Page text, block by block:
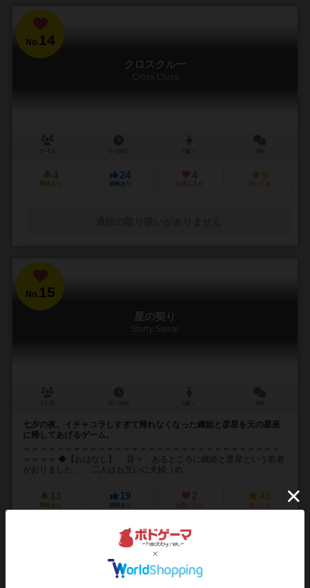
No.14
クロスクルー
Cross Clues
4
興味あり
24
経験あり
4
お気に入り
5
持ってる
No.15
星の契り
Starry Swear
七夕の夜。イチャコラしすぎて帰れなくなった織姫と彦星を元の星座
に帰してあげるゲーム。
＝＝＝＝＝＝＝＝＝＝＝＝＝＝＝＝＝＝＝＝＝＝＝＝＝＝＝＝＝＝＝
＝＝＝＝ ◆【おはなし】 昔々、あるところに織姫と彦星という若者
がおりました。 二人はお互いに夫婦（め...
13
興味あり
19
経験あり
2
お気に入り
41
持ってる
再入荷までお待ち下さい